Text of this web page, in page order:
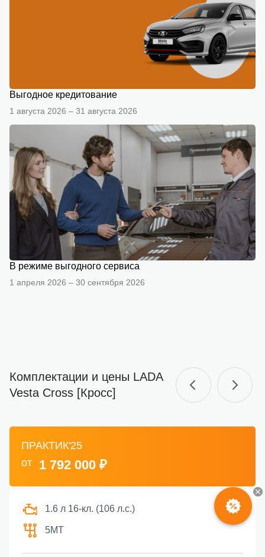
Выгодное кредитование
1 августа 2026 – 31 августа 2026
В режиме выгодного сервиса
1 апреля 2026 – 30 сентября 2026
Комплектации и цены LADA
Vesta Cross [Кросс]
ПРАКТИК'25
от
1 792 000 ₽
1.6 л 16-кл. (106 л.с.)
5МТ